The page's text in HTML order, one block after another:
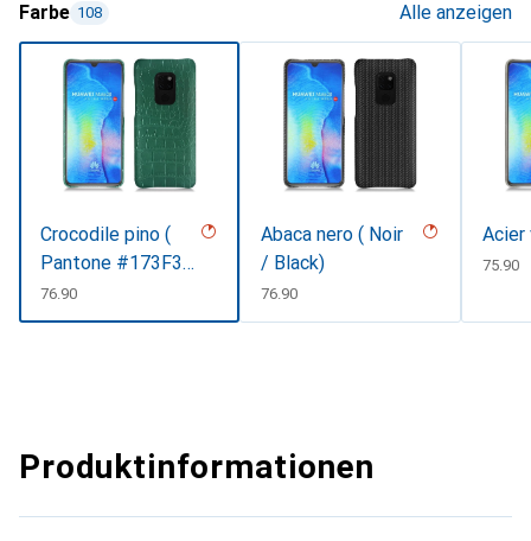
Farbe 108 Alle anzeigen
Crocodile pino (
Pantone #173F35
)
CHF
76.90
Abaca nero ( Noir
/ Black)
CHF
76.90
Acier
CHF
75.90
Produktinformationen